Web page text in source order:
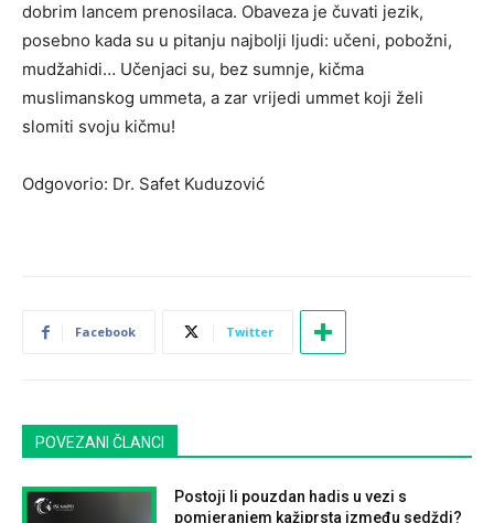
dobrim lancem prenosilaca. Obaveza je čuvati jezik,
posebno kada su u pitanju najbolji ljudi: učeni, pobožni,
mudžahidi… Učenjaci su, bez sumnje, kičma
muslimanskog ummeta, a zar vrijedi ummet koji želi
slomiti svoju kičmu!
Odgovorio: Dr. Safet Kuduzović
Facebook Twitter
POVEZANI ČLANCI
Postoji li pouzdan hadis u vezi s
pomjeranjem kažiprsta između sedždi?